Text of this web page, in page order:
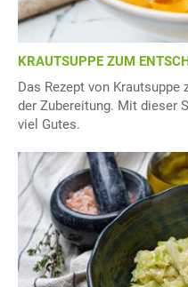
KRAUTSUPPE ZUM
Das Rezept von
der Zubereitung. Mit dieser
viel Gutes.